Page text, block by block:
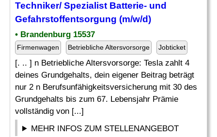
Techniker/ Spezialist Batterie- und
Gefahrstoffentsorgung (m/w/d)
• Brandenburg 15537
Firmenwagen Betriebliche Altersvorsorge Jobticket
[. .. ] n Betriebliche Altersvorsorge: Tesla zahlt 4
deines Grundgehalts, dein eigener Beitrag beträgt
nur 2 n Berufsunfähigkeitsversicherung mit 30 des
Grundgehalts bis zum 67. Lebensjahr Prämie
vollständig von [...]
MEHR INFOS ZUM STELLENANGEBOT